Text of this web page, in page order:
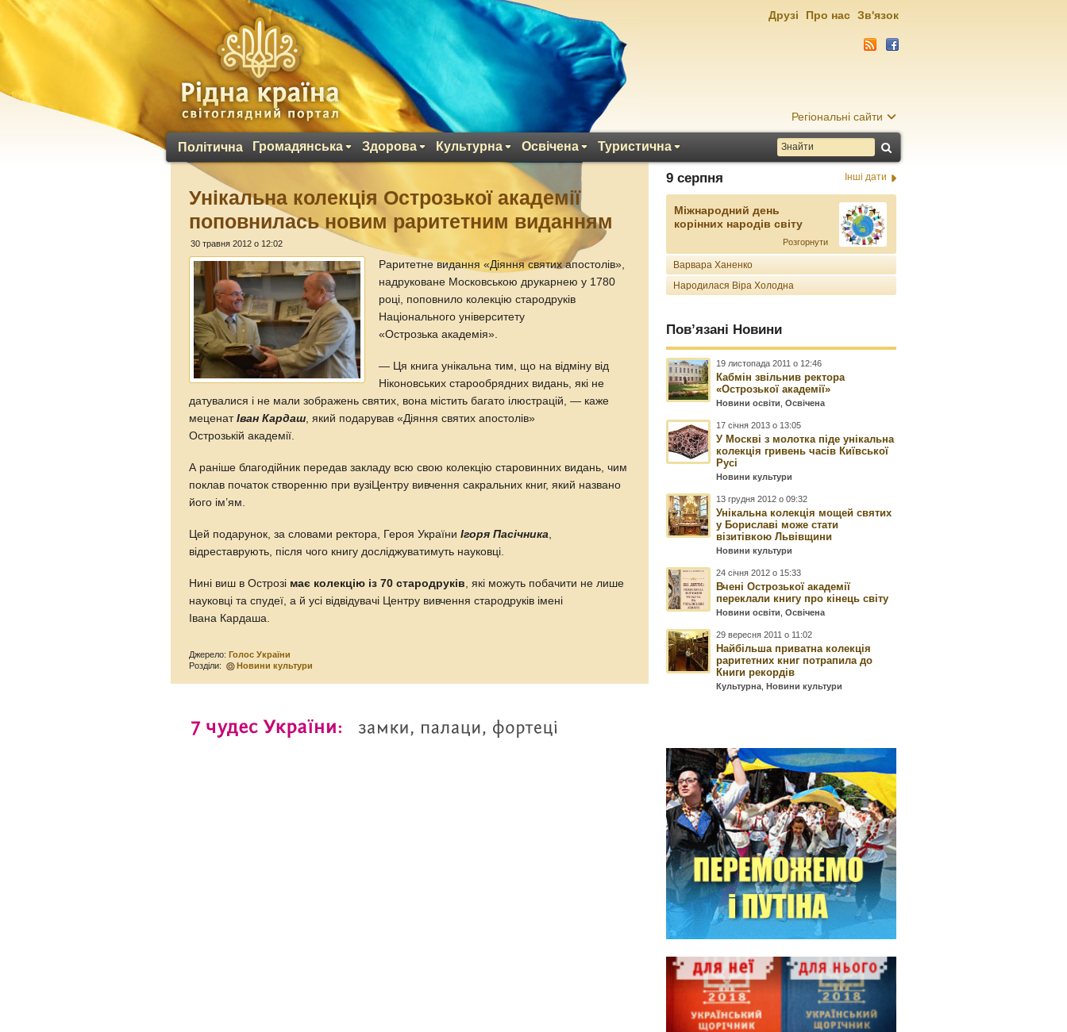
Регіональні сайти
Політична Громадянська Здорова Культурна Освічена Туристична
Друзі Про нас Зв'язок
Унікальна колекція Острозької академії
поповнилась новим раритетним виданням
30 травня 2012 о 12:02
Раритетне видання «Діяння святих апостолів»,
надруковане Московською друкарнею у 1780
році, поповнило колекцію стародруків
Національного університету
«Острозька академія».
— Ця книга унікальна тим, що на відміну від
Ніконовських старообрядних видань, які не
датувалися і не мали зображень святих, вона містить багато ілюстрацій, — каже
меценат Іван Кардаш , який подарував «Діяння святих апостолів»
Острозькій академії.
А раніше благодійник передав закладу всю свою колекцію старовинних видань, чим
поклав початок створенню при вузіЦентру вивчення сакральних книг, який названо
його ім’ям.
Цей подарунок, за словами ректора, Героя України Ігоря Пасічника
відреставрують, після чого книгу досліджуватимуть науковці.
Нині виш в Острозі має колекцію із 70 стародруків , які можуть побачити не лише
науковці та спудеї, а й усі відвідувачі Центру вивчення стародруків імені
Івана Кардаша.
Джерело:Голос України
Розділи:
Новини культури
9 серпня Інші дати
Міжнародний день
корінних народів світу
Розгорнути
Варвара Ханенко
Народилася Віра Холодна
Пов’язані Новини
19 листопада 2011 о 12:46
Кабмін звільнив ректора
«Острозької академії»
Новини освіти ,Освічена
17 січня 2013 о 13:05
У Москві з молотка піде унікальна
колекція гривень часів Київської
Русі
Новини культури
13 грудня 2012 о 09:32
Унікальна колекція мощей святих
у Бориславі може стати
візитівкою Львівщини
Новини культури
24 січня 2012 о 15:33
Вчені Острозької академії
переклали книгу про кінець світу
Новини освіти ,Освічена
29 вересня 2011 о 11:02
Найбільша приватна колекція
раритетних книг потрапила до
Книги рекордів
Культурна ,Новини культури